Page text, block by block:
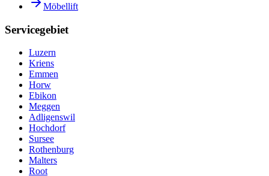
Möbellift
Servicegebiet
Luzern
Kriens
Emmen
Horw
Ebikon
Meggen
Adligenswil
Hochdorf
Sursee
Rothenburg
Malters
Root